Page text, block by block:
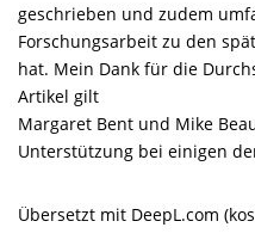
geschrieben und zudem
Forschungsarbeit zu den
hat. Mein Dank für die
Artikel gilt
Margaret Bent und Mike
Unterstützung bei einigen
Übersetzt mit DeepL.com